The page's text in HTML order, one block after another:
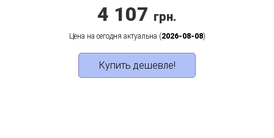
4 107 грн.
Цена на сегодня актуальна (2026-08-08)
Купить дешевле!